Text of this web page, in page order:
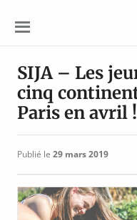
SIJA – Les
cinq
Paris en avril !
Publié le 29 mars 2019